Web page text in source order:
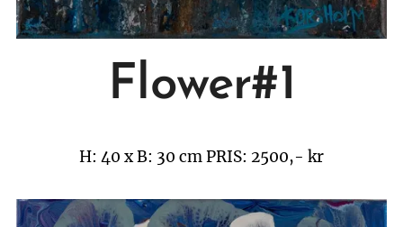
Flower#1
H: 40 x B: 30 cmPRIS: 2500,- kr